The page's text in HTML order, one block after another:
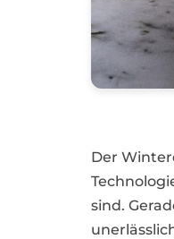
Der
sind.